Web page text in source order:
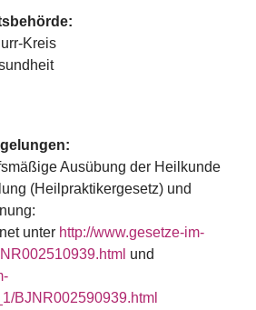
Kreis
Ausübung der Heilkunde
(Heilpraktikergesetz) und
unter http://www.gesetze-im-
und
BJNR002590939.html